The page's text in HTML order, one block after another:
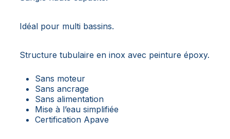
Idéal pour multi bassins.
Structure tubulaire en inox avec peinture époxy.
Sans moteur
Sans ancrage
Sans alimentation
Mise à l’eau simplifiée
Certification Apave